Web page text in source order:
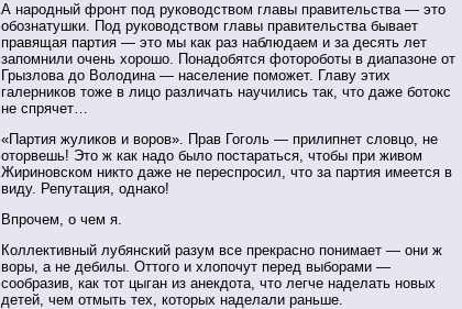
А народный фронт под руководством главы правительства — это
обознатушки. Под руководством главы правительства бывает
правящая партия — это мы как раз наблюдаем и за десять лет
запомнили очень хорошо. Понадобятся фотороботы в диапазоне от
Грызлова до Володина — население поможет. Главу этих
галерников тоже в лицо различать научились так, что даже ботокс
не спрячет…
«Партия жуликов и воров». Прав Гоголь — прилипнет словцо, не
оторвешь! Это ж как надо было постараться, чтобы при живом
Жириновском никто даже не переспросил, что за партия имеется в
виду. Репутация, однако!
Впрочем, о чем я.
Коллективный лубянский разум все прекрасно понимает — они ж
воры, а не дебилы. Оттого и хлопочут перед выборами —
сообразив, как тот цыган из анекдота, что легче наделать новых
детей, чем отмыть тех, которых наделали раньше.